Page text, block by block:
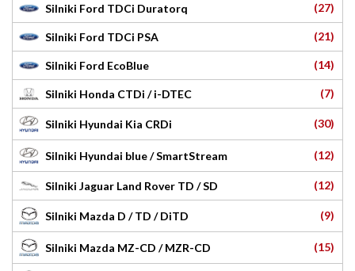
Silniki Ford TDCi Duratorq (27)
Silniki Ford TDCi PSA (21)
Silniki Ford EcoBlue (14)
Silniki Honda CTDi / i-DTEC (7)
Silniki Hyundai Kia CRDi (30)
Silniki Hyundai blue / SmartStream (12)
Silniki Jaguar Land Rover TD / SD (12)
Silniki Mazda D / TD / DiTD (9)
Silniki Mazda MZ-CD / MZR-CD (15)